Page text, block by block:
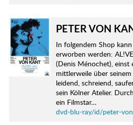
PETER VON
In folgendem Shop
erworben werden:
(Denis Ménochet), einst
mittlerweile über
leidend, schreiend,
sein Kölner Atelier.
ein Filmstar…
dvd-blu-ray/id/peter-